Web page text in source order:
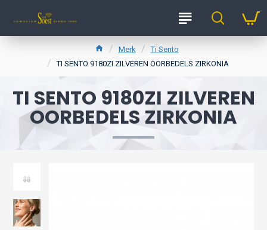
Merk
Ti Sento
TI SENTO 9180ZI ZILVEREN OORBEDELS ZIRKONIA
TI SENTO 9180ZI ZILVEREN
OORBEDELS ZIRKONIA